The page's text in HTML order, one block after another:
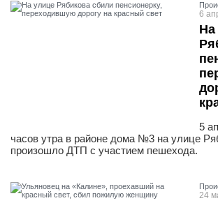
6
На
5
часов утра в районе дома №3 на улице
произошло ДТП с участием пешехода.
24